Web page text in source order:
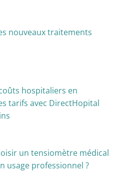
nouveaux traitements
hospitaliers en
tarifs avec DirectHopital
un tensiomètre médical
usage professionnel ?